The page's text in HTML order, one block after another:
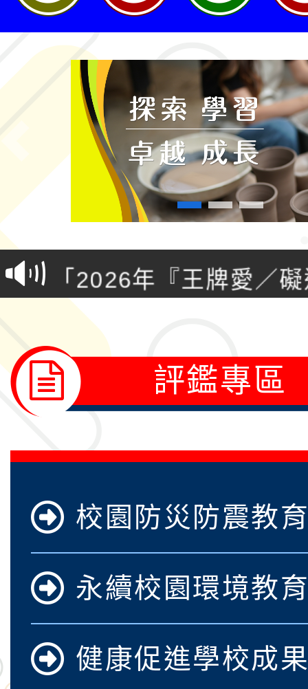
Previous
轉知桃園市政府交通局
共運輸服務，鼓勵民眾
桃「我的減碳存摺2.0
案，詳如說明，請參閱
115年第二屆全國原住
2026年新北亞洲盃暨
鐵人三項錦標賽
桃園市115學年度學生
「2026年『王牌愛／
運動系列徵選頒獎典禮
成果展」
2026城鎮韌性防空演習
桃園市大溪自造教育及
年八月份教師研習
國立成功大學辦理「台
計畫子計畫十一-2：國
小時認證研習計畫」
115年度「教育部表揚
義教育推展貢獻獎」實
轉知桃園市政府交通局
桃「我的減碳存摺2.0
案，詳如說明，請參閱
2026年新北亞洲盃暨
鐵人三項錦標賽
桃園市115學年度學生
「2026年『王牌愛／
評鑑專區
校園防災防震教
永續校園環境教
健康促進學校成